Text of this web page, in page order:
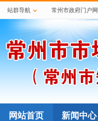
站群导航 常州市政府门户
网站首页 新闻中心